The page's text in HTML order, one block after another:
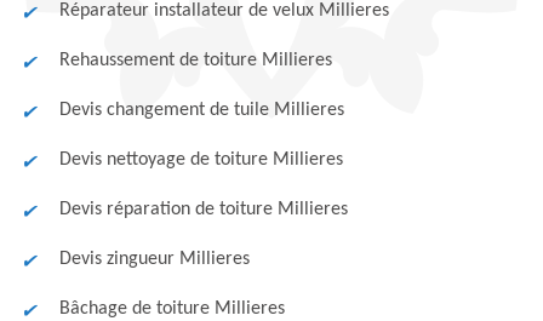
Réparateur installateur de velux Millieres
Rehaussement de toiture Millieres
Devis changement de tuile Millieres
Devis nettoyage de toiture Millieres
Devis réparation de toiture Millieres
Devis zingueur Millieres
Bâchage de toiture Millieres